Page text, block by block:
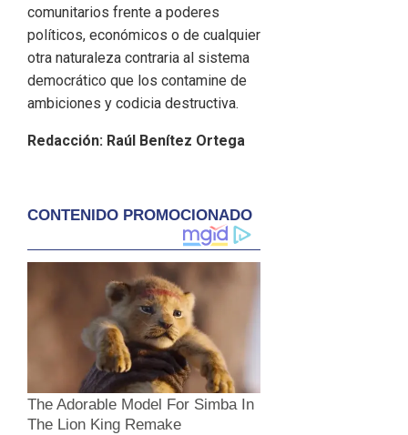
comunitarios frente a poderes
políticos, económicos o de cualquier
otra naturaleza contraria al sistema
democrático que los contamine de
ambiciones y codicia destructiva.
Redacción: Raúl Benítez Ortega